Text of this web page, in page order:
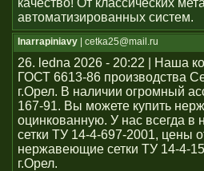
качество! От классических
автоматизированных систем.
Inarrapiniavy | cetka25@mail.ru
26. ledna 2026 - 20:22 | Наша
ГОСТ 6613-86 производства
г.Орел. В наличии огромный
167-91. Вы можете купить
оцинкованную. У нас всегда
сетки ТУ 14-4-697-2001, цены
нержавеющие сетки ТУ 14-4-
г.Орел.